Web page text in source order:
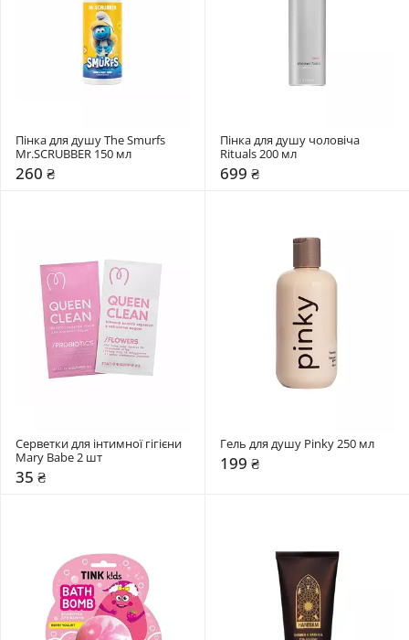
Пінка для душу The Smurfs
Mr.SCRUBBER 150 мл
260 ₴
Пінка для душу чоловіча
Rituals 200 мл
699 ₴
Серветки для інтимної гігієни
Mary Babe 2 шт
35 ₴
Гель для душу Pinky 250 мл
199 ₴